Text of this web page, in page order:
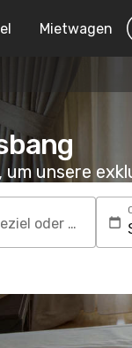
Mietwagen
um unsere
Suchen Sie nach einem Reiseziel oder Hotel